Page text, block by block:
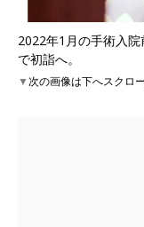
2022年1月の手術入
で初詣へ。
▼次の画像は下へスクロ